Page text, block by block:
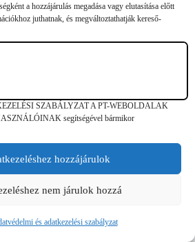
a hozzájárulás megadása vagy elutasítása előtt
juthatnak, és megváltoztathatják kereső-
személyes adatok bizonyos kezeléséhez nem
akinek azonban jogában áll tiltakozni az
beállítások csak erre a weboldalra érvényesek. Erre a
TÁJÉKOZTATÓ,
SZABÁLYZAT A PT-WEBOLDALAK
segítségével bármikor
hozzájárulok
nem járulok hozzá
és adatkezelési szabályzat